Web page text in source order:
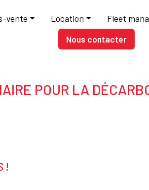
vente Location Fleet
Nous contacter
POUR LA
!